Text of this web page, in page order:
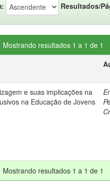
Resultados/
Mostrando resultados 1 a 1 de 1
e suas implicações na
na Educação de Jovens
Mostrando resultados 1 a 1 de 1